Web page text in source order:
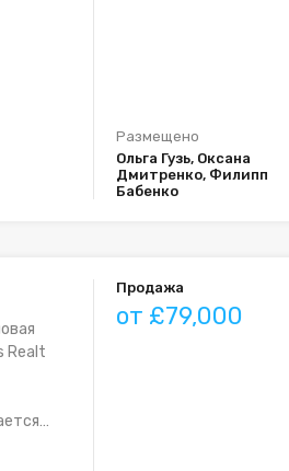
Размещено
Ольга Гузь, Оксана
Дмитренко, Филипп
Бабенко
Realt
Продажа
от £79,000